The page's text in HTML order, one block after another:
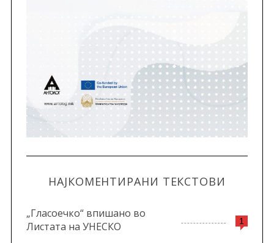
НАЈКОМЕНТИРАНИ ТЕКСТОВИ
1
„Гласоечко“ впишано во
Листата на УНЕСКО